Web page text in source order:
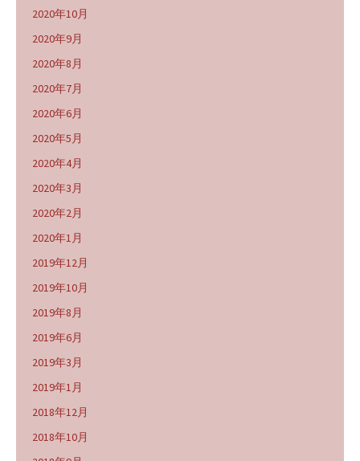
2020年10月
2020年9月
2020年8月
2020年7月
2020年6月
2020年5月
2020年4月
2020年3月
2020年2月
2020年1月
2019年12月
2019年10月
2019年8月
2019年6月
2019年3月
2019年1月
2018年12月
2018年10月